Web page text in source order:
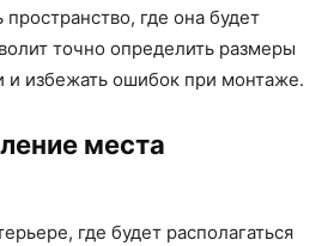
где она будет
точно определить размеры
и избежать ошибок при монтаже.
места
где будет располагаться